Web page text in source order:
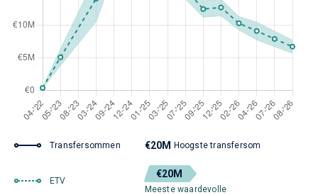
Transfersommen €20M Hoogste transfersom
ETV
€20M
Meeste waardevolle